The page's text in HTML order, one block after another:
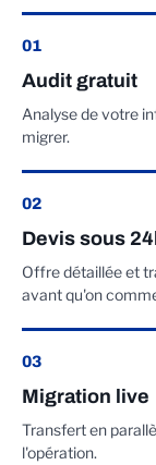
01
Audit gratuit
Analyse de votre
migrer.
02
Devis sous
Offre détaillée et
avant qu'on
03
Migration live
Transfert en
l'opération.